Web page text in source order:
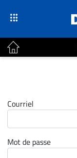
En
Nominations
Bureaux
Courriel
Mot de passe